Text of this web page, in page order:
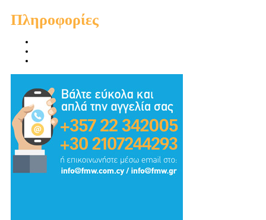
Πληροφορίες